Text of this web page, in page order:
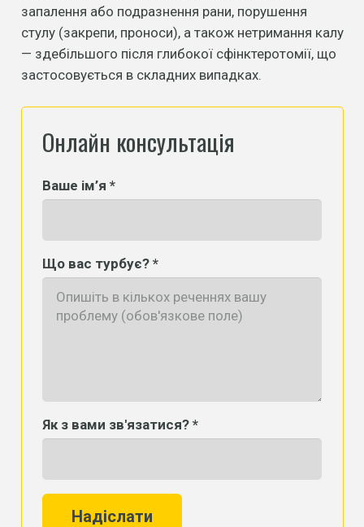
запалення або подразнення рани, порушення
стулу (закрепи, проноси), а також нетримання калу
— здебільшого після глибокої сфінктеротомії, що
застосовується в складних випадках.
Онлайн консультація
Ваше ім’я *
Що вас турбує? *
Як з вами зв'язатися? *
Надіслати